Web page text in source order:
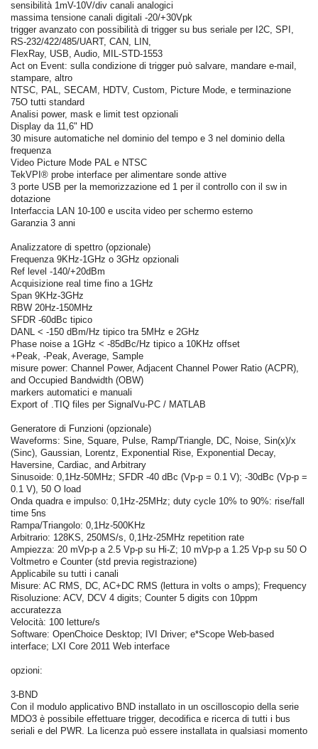
sensibilità 1mV-10V/div canali analogici
massima tensione canali digitali -20/+30Vpk
trigger avanzato con possibilità di trigger su bus seriale per I2C, SPI,
RS-232/422/485/UART, CAN, LIN,
FlexRay, USB, Audio, MIL-STD-1553
Act on Event: sulla condizione di trigger può salvare, mandare e-mail,
stampare, altro
NTSC, PAL, SECAM, HDTV, Custom, Picture Mode, e terminazione
75O tutti standard
Analisi power, mask e limit test opzionali
Display da 11,6" HD
30 misure automatiche nel dominio del tempo e 3 nel dominio della
frequenza
Video Picture Mode PAL e NTSC
TekVPI® probe interface per alimentare sonde attive
3 porte USB per la memorizzazione ed 1 per il controllo con il sw in
dotazione
Interfaccia LAN 10-100 e uscita video per schermo esterno
Garanzia 3 anni
Analizzatore di spettro (opzionale)
Frequenza 9KHz-1GHz o 3GHz opzionali
Ref level -140/+20dBm
Acquisizione real time fino a 1GHz
Span 9KHz-3GHz
RBW 20Hz-150MHz
SFDR -60dBc tipico
DANL < -150 dBm/Hz tipico tra 5MHz e 2GHz
Phase noise a 1GHz < -85dBc/Hz tipico a 10KHz offset
+Peak, -Peak, Average, Sample
misure power: Channel Power, Adjacent Channel Power Ratio (ACPR),
and Occupied Bandwidth (OBW)
markers automatici e manuali
Export of .TIQ files per SignalVu-PC / MATLAB
Generatore di Funzioni (opzionale)
Waveforms: Sine, Square, Pulse, Ramp/Triangle, DC, Noise, Sin(x)/x
(Sinc), Gaussian, Lorentz, Exponential Rise, Exponential Decay,
Haversine, Cardiac, and Arbitrary
Sinusoide: 0,1Hz-50MHz; SFDR -40 dBc (Vp-p = 0.1 V); -30dBc (Vp-p =
0.1 V), 50 O load
Onda quadra e impulso: 0,1Hz-25MHz; duty cycle 10% to 90%: rise/fall
time 5ns
Rampa/Triangolo: 0,1Hz-500KHz
Arbitrario: 128KS, 250MS/s, 0,1Hz-25MHz repetition rate
Ampiezza: 20 mVp-p a 2.5 Vp-p su Hi-Z; 10 mVp-p a 1.25 Vp-p su 50 O
Voltmetro e Counter (std previa registrazione)
Applicabile su tutti i canali
Misure: AC RMS, DC, AC+DC RMS (lettura in volts o amps); Frequency
Risoluzione: ACV, DCV 4 digits; Counter 5 digits con 10ppm
accuratezza
Velocità: 100 letture/s
Software: OpenChoice Desktop; IVI Driver; e*Scope Web-based
interface; LXI Core 2011 Web interface
opzioni:
3-BND
Con il modulo applicativo BND installato in un oscilloscopio della serie
MDO3 è possibile effettuare trigger, decodifica e ricerca di tutti i bus
seriali e del PWR. La licenza può essere installata in qualsiasi momento